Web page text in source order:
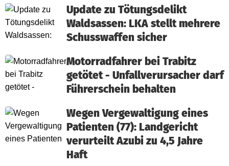
Update zu Tötungsdelikt
Waldsassen: LKA stellt mehrere
Schusswaffen sicher
Motorradfahrer bei Trabitz
getötet - Unfallverursacher darf
Führerschein behalten
Wegen Vergewaltigung eines
Patienten (77): Landgericht
verurteilt Azubi zu 4,5 Jahre
Haft